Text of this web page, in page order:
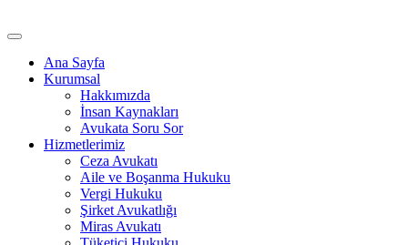
atla
Ana Sayfa
Kurumsal
Hakkımızda
İnsan Kaynakları
Avukata Soru Sor
Hizmetlerimiz
Ceza Avukatı
Aile ve Boşanma Hukuku
Vergi Hukuku
Şirket Avukatlığı
Miras Avukatı